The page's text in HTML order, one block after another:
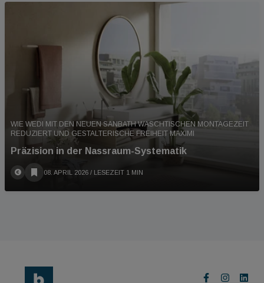
WIE WEDI MIT DEN NEUEN SANBATH WASCHTISCHEN MONTAGEZEIT
REDUZIERT UND GESTALTERISCHE FREIHEIT MAXIMI
Präzision in der Nassraum-Systematik
08. APRIL 2026 / LESEZEIT 1 MIN